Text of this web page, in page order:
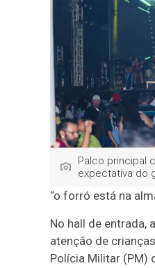
Palco principal
expectativa do
“o forró está na
No hall de entrada,
atenção de
Polícia Militar (PM)